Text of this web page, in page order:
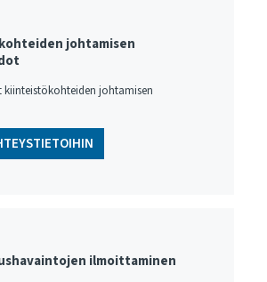
johtamisen
kiinteistökohteiden johtamisen
ilmoittaminen